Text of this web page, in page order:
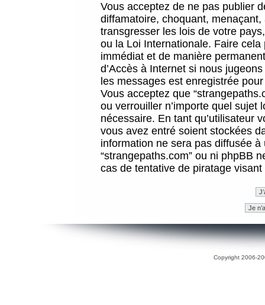
Vous acceptez de ne pas publier
diffamatoire, choquant,
transgresser les lois de votre
ou la Loi Internationale. Faire
immédiat et de manière
d’Accès à Internet si nous
les messages est enregistrée
Vous acceptez que
ou verrouiller n’importe quel sujet
nécessaire. En tant qu’utilisateur
vous avez entré soient stockées
information ne sera pas diffusée
“strangepaths.com” ou ni phpBB
cas de tentative de piratage
Copyright 2006-